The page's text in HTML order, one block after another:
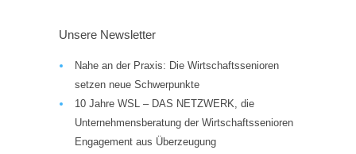
Unsere Newsletter
Nahe an der Praxis: Die Wirtschaftssenioren
setzen neue Schwerpunkte
10 Jahre WSL – DAS NETZWERK, die
Unternehmensberatung der Wirtschaftssenioren
Engagement aus Überzeugung